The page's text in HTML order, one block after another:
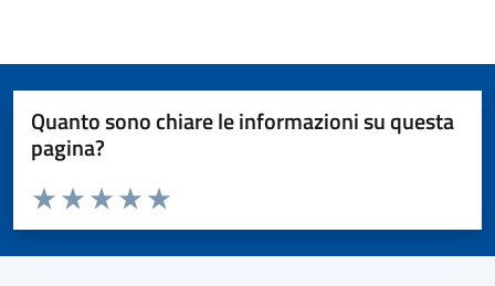
Quanto sono chiare le informazioni su questa
pagina?
Valuta da 1 a 5 stelle la pagina
Valuta 5 stelle su 5
Valuta 4 stelle su 5
Valuta 3 stelle su 5
Valuta 2 stelle su 5
Valuta 1 stelle su 5